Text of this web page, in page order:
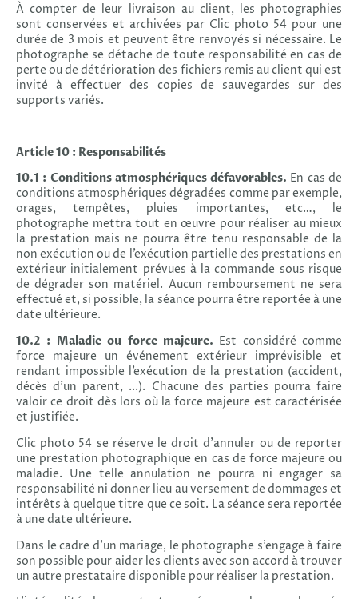
À compter de leur livraison au client, les photographies
sont conservées et archivées par Clic photo 54 pour une
durée de 3 mois et peuvent être renvoyés si nécessaire. Le
photographe se détache de toute responsabilité en cas de
perte ou de détérioration des fichiers remis au client qui est
invité à effectuer des copies de sauvegardes sur des
supports variés.
Article 10 : Responsabilités
10.1 : Conditions atmosphériques défavorables. En cas de
conditions atmosphériques dégradées comme par exemple,
orages, tempêtes, pluies importantes, etc…, le
photographe mettra tout en œuvre pour réaliser au mieux
la prestation mais ne pourra être tenu responsable de la
non exécution ou de l’exécution partielle des prestations en
extérieur initialement prévues à la commande sous risque
de dégrader son matériel. Aucun remboursement ne sera
effectué et, si possible, la séance pourra être reportée à une
date ultérieure.
10.2 : Maladie ou force majeure. Est considéré comme
force majeure un événement extérieur imprévisible et
rendant impossible l’exécution de la prestation (accident,
décès d'un parent, ...). Chacune des parties pourra faire
valoir ce droit dès lors où la force majeure est caractérisée
et justifiée.
Clic photo 54 se réserve le droit d’annuler ou de reporter
une prestation photographique en cas de force majeure ou
maladie. Une telle annulation ne pourra ni engager sa
responsabilité ni donner lieu au versement de dommages et
intérêts à quelque titre que ce soit. La séance sera reportée
à une date ultérieure.
Dans le cadre d'un mariage, le photographe s’engage à faire
son possible pour aider les clients avec son accord à trouver
un autre prestataire disponible pour réaliser la prestation.